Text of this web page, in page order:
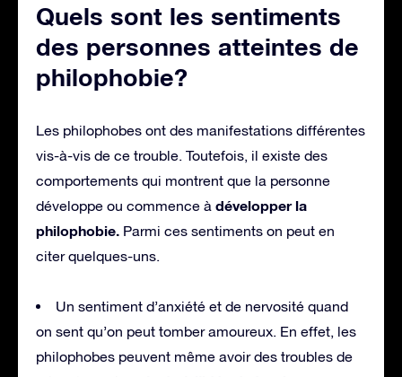
Quels sont les sentiments
des personnes atteintes de
philophobie?
Les philophobes ont des manifestations différentes
vis-à-vis de ce trouble. Toutefois, il existe des
comportements qui montrent que la personne
développe ou commence à développer la
philophobie. Parmi ces sentiments on peut en
citer quelques-uns.
Un sentiment d’anxiété et de nervosité quand
on sent qu’on peut tomber amoureux. En effet, les
philophobes peuvent même avoir des troubles de